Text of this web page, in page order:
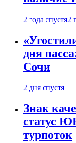
2 года спустя2
дня
Сочи
2 дня спустя
Знак
статус
турпоток